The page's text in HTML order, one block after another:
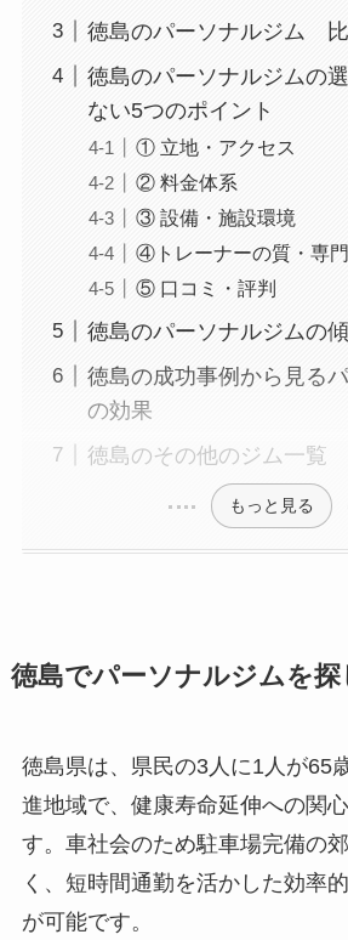
徳島のパーソナルジム
徳島のパーソナルジムの
ない5つのポイント
① 立地・アクセス
② 料金体系
③ 設備・施設環境
④トレーナーの質・専
⑤ 口コミ・評判
徳島のパーソナルジムの
徳島の成功事例から見る
の効果
徳島のその他のジム一覧
もっと見る
徳島でパーソナルジムを
徳島県は、県民の3人に1人が65
進地域で、健康寿命延伸への関
す。車社会のため駐車場完備の
く、短時間通勤を活かした効率
が可能です。